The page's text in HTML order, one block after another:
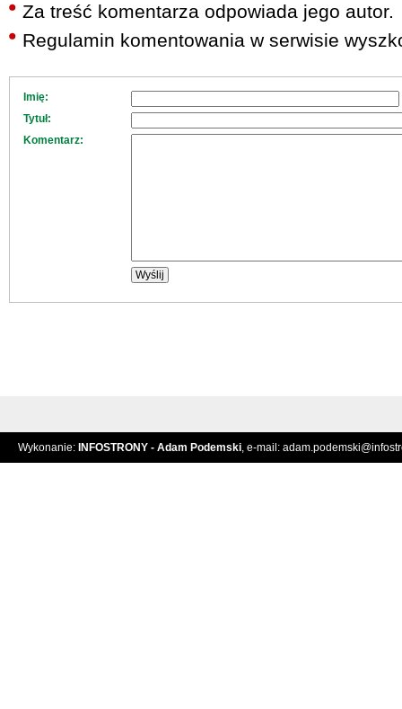
Za treść komentarza odpowiada jego autor.
Regulamin komentowania w serwisie
Imię:
Tytuł:
Komentarz:
Wykonanie: INFOSTRONY - Adam Podemski, e-mail: